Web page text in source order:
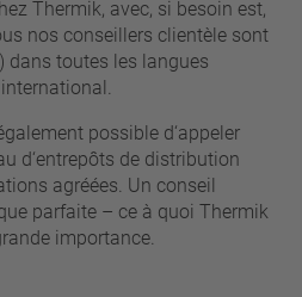
automatique)
Thermik, avec, si besoin est,
nos conseillers clientèle sont
dans toutes les langues
possible d‘appeler
d‘entrepôts de distribution
agréées. Un conseil
parfaite – ce à quoi Thermik
importance.